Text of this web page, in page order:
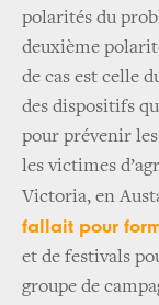
polarités du
deuxième
de cas est celle
des dispositifs
pour prévenir
les victimes
Victoria, en
fallait pour
et de festivals
groupe de